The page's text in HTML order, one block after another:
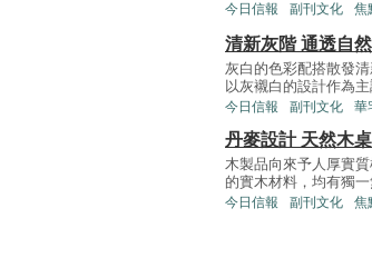
今日信報 副刊文化 焦
清新灰階 通透自然
灰白的色彩配搭散發
以灰襯白的設計作為主
今日信報 副刊文化 華
丹麥設計 天然木桌
木製品向來予人厚實
的實木材料，均有獨一
今日信報 副刊文化 焦